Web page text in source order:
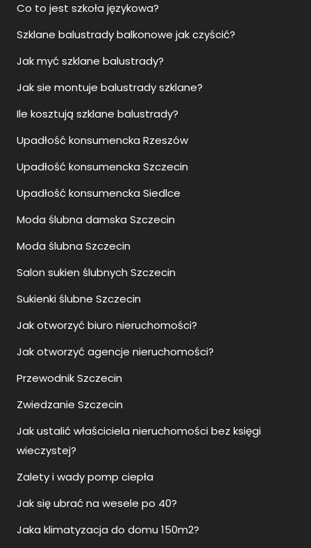
Co to jest szkoła językowa?
Szklane balustrady balkonowe jak czyścić?
Jak myć szklane balustrady?
Jak sie montuje balustrady szklane?
Ile kosztują szklane balustrady?
Upadłość konsumencka Rzeszów
Upadłość konsumencka Szczecin
Upadłość konsumencka Siedlce
Moda ślubna damska Szczecin
Moda ślubna Szczecin
Salon sukien ślubnych Szczecin
Sukienki ślubne Szczecin
Jak otworzyć biuro nieruchomości?
Jak otworzyć agencje nieruchomości?
Przewodnik Szczecin
Zwiedzanie Szczecin
Jak ustalić właściciela nieruchomości bez księgi
wieczystej?
Zalety i wady pomp ciepła
Jak się ubrać na wesele po 40?
Jaka klimatyzacja do domu 150m2?